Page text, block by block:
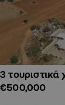
3
€500,000